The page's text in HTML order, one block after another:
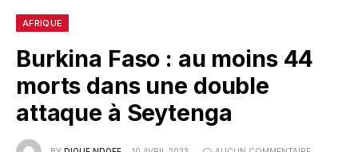
AFRIQUE
Burkina Faso : au moins 44
morts dans une double
attaque à Seytenga